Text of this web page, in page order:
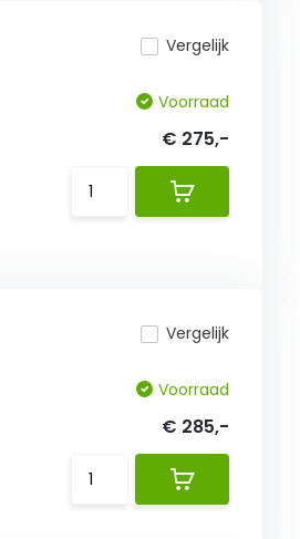
Vergelijk
Voorraad
€ 275,-
Vergelijk
Voorraad
€ 285,-